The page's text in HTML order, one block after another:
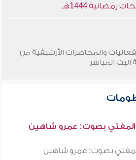
1444هـ
والمحاضرات الأرشيفية من
المباشر
بصوت: عمرو شاهين
بصوت: عمرو شاهين